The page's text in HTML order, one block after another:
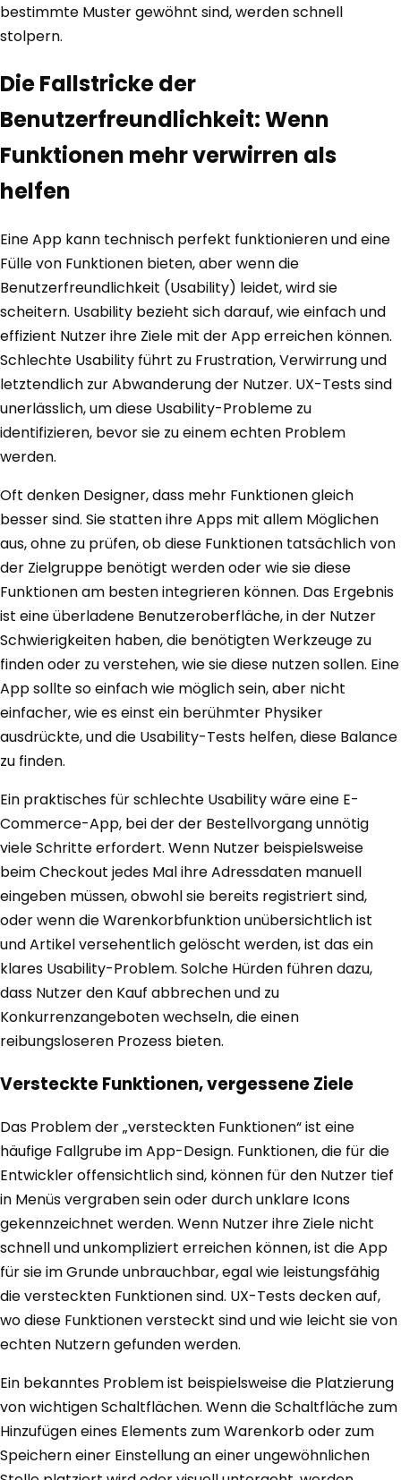
bestimmte Muster gewöhnt sind, werden schnell
stolpern.
Die Fallstricke der
Benutzerfreundlichkeit: Wenn
Funktionen mehr verwirren als
helfen
Eine App kann technisch perfekt funktionieren und eine
Fülle von Funktionen bieten, aber wenn die
Benutzerfreundlichkeit (Usability) leidet, wird sie
scheitern. Usability bezieht sich darauf, wie einfach und
effizient Nutzer ihre Ziele mit der App erreichen können.
Schlechte Usability führt zu Frustration, Verwirrung und
letztendlich zur Abwanderung der Nutzer. UX-Tests sind
unerlässlich, um diese Usability-Probleme zu
identifizieren, bevor sie zu einem echten Problem
werden.
Oft denken Designer, dass mehr Funktionen gleich
besser sind. Sie statten ihre Apps mit allem Möglichen
aus, ohne zu prüfen, ob diese Funktionen tatsächlich von
der Zielgruppe benötigt werden oder wie sie diese
Funktionen am besten integrieren können. Das Ergebnis
ist eine überladene Benutzeroberfläche, in der Nutzer
Schwierigkeiten haben, die benötigten Werkzeuge zu
finden oder zu verstehen, wie sie diese nutzen sollen. Eine
App sollte so einfach wie möglich sein, aber nicht
einfacher, wie es einst ein berühmter Physiker
ausdrückte, und die Usability-Tests helfen, diese Balance
zu finden.
Ein praktisches für schlechte Usability wäre eine E-
Commerce-App, bei der der Bestellvorgang unnötig
viele Schritte erfordert. Wenn Nutzer beispielsweise
beim Checkout jedes Mal ihre Adressdaten manuell
eingeben müssen, obwohl sie bereits registriert sind,
oder wenn die Warenkorbfunktion unübersichtlich ist
und Artikel versehentlich gelöscht werden, ist das ein
klares Usability-Problem. Solche Hürden führen dazu,
dass Nutzer den Kauf abbrechen und zu
Konkurrenzangeboten wechseln, die einen
reibungsloseren Prozess bieten.
Versteckte Funktionen, vergessene Ziele
Das Problem der „versteckten Funktionen“ ist eine
häufige Fallgrube im App-Design. Funktionen, die für die
Entwickler offensichtlich sind, können für den Nutzer tief
in Menüs vergraben sein oder durch unklare Icons
gekennzeichnet werden. Wenn Nutzer ihre Ziele nicht
schnell und unkompliziert erreichen können, ist die App
für sie im Grunde unbrauchbar, egal wie leistungsfähig
die versteckten Funktionen sind. UX-Tests decken auf,
wo diese Funktionen versteckt sind und wie leicht sie von
echten Nutzern gefunden werden.
Ein bekanntes Problem ist beispielsweise die Platzierung
von wichtigen Schaltflächen. Wenn die Schaltfläche zum
Hinzufügen eines Elements zum Warenkorb oder zum
Speichern einer Einstellung an einer ungewöhnlichen